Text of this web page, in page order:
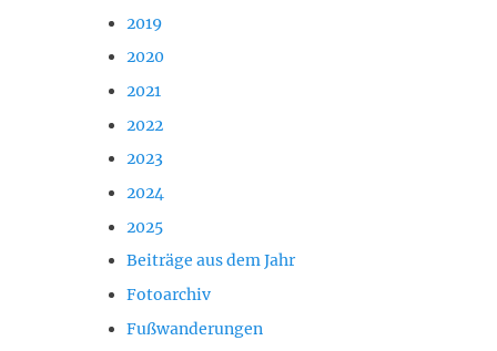
2019
2020
2021
2022
2023
2024
2025
Beiträge aus dem Jahr
Fotoarchiv
Fußwanderungen